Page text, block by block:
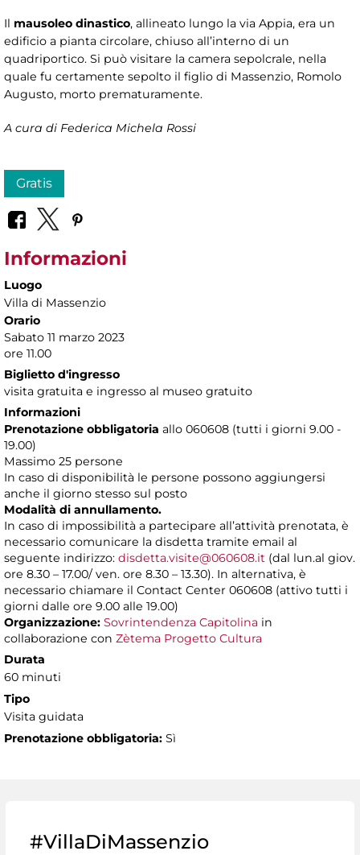
Il mausoleo dinastico, allineato lungo la via Appia, era un
edificio a pianta circolare, chiuso all’interno di un
quadriportico. Si può visitare la camera sepolcrale, nella
quale fu certamente sepolto il figlio di Massenzio, Romolo
Augusto, morto prematuramente.
A cura di Federica Michela Rossi
Gratis
Informazioni
Luogo
Villa di Massenzio
Orario
Sabato 11 marzo 2023
ore 11.00
Biglietto d'ingresso
visita gratuita e ingresso al museo gratuito
Informazioni
Prenotazione obbligatoria allo 060608 (tutti i giorni 9.00 -
19.00)
Massimo 25 persone
In caso di disponibilità le persone possono aggiungersi
anche il giorno stesso sul posto
Modalità di annullamento.
In caso di impossibilità a partecipare all’attività prenotata, è
necessario comunicare la disdetta tramite email al
seguente indirizzo: disdetta.visite@060608.it (dal lun.al giov.
ore 8.30 – 17.00/ ven. ore 8.30 – 13.30). In alternativa, è
necessario chiamare il Contact Center 060608 (attivo tutti i
giorni dalle ore 9.00 alle 19.00)
Organizzazione: Sovrintendenza Capitolina in
collaborazione con Zètema Progetto Cultura
Durata
60 minuti
Tipo
Visita guidata
Prenotazione obbligatoria: Sì
#VillaDiMassenzio